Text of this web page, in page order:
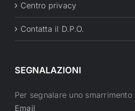
Centro privacy
Contatta il D.P.O.
SEGNALAZIONI
Per segnalare uno
Email